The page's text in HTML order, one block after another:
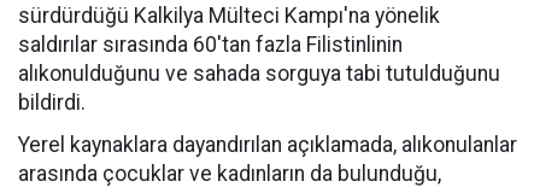
sürdürdüğü Kalkilya Mülteci Kampı'na yönelik
saldırılar sırasında 60'tan fazla Filistinlinin
alıkonulduğunu ve sahada sorguya tabi tutulduğunu
bildirdi.
Yerel kaynaklara dayandırılan açıklamada, alıkonulanlar
arasında çocuklar ve kadınların da bulunduğu,